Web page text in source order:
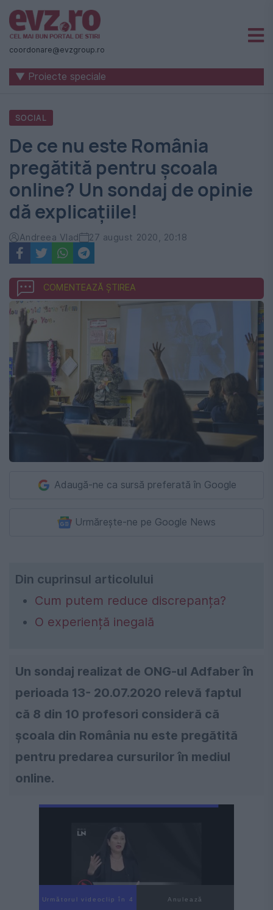
Știri
naționale
internaționale
România
-
Evenimentul
Zilei
coordonare@evzgroup.ro
▼ Proiecte speciale
SOCIAL
De ce nu este România
pregătită pentru școala
online? Un sondaj de opinie
dă explicațiile!
Andreea Vlad 27 august 2020, 20:18
COMENTEAZĂ ȘTIREA
Adaugă-ne ca sursă preferată în Google
Urmărește-ne pe Google News
Din cuprinsul articolului
Cum putem reduce discrepanța?
O experiență inegală
Un sondaj realizat de ONG-ul Adfaber în
perioada 13- 20.07.2020 relevă faptul
că 8 din 10 profesori consideră că
școala din România nu este pregătită
pentru predarea cursurilor în mediul
online.
Următorul videoclip în 3 Anulează